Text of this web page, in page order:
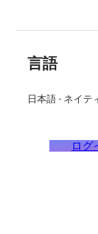
言語
日本語 - ネイテ
ログ